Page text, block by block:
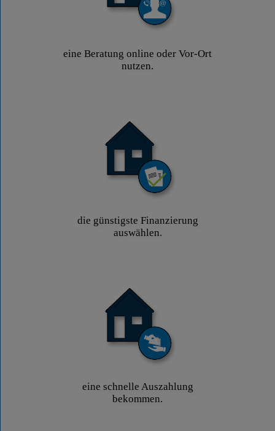
eine Beratung online oder Vor-Ort
nutzen.
die günstigste Finanzierung
auswählen.
eine schnelle Auszahlung
bekommen.